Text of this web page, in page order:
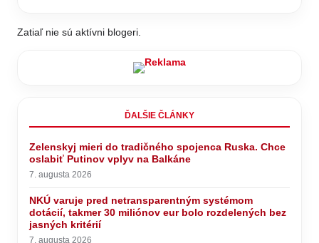
Zatiaľ nie sú aktívni blogeri.
ĎALŠIE ČLÁNKY
Zelenskyj mieri do tradičného spojenca Ruska. Chce
oslabiť Putinov vplyv na Balkáne
7. augusta 2026
NKÚ varuje pred netransparentným systémom
dotácií, takmer 30 miliónov eur bolo rozdelených bez
jasných kritérií
7. augusta 2026